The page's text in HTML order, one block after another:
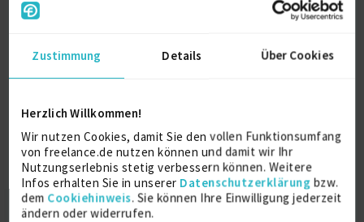
Zustimmung Details Über Cookies
Herzlich Willkommen!
Wir nutzen Cookies, damit Sie den vollen Funktionsumfang
von freelance.de nutzen können und damit wir Ihr
Nutzungserlebnis stetig verbessern können. Weitere
Infos erhalten Sie in unserer Datenschutzerklärung bzw.
dem Cookiehinweis. Sie können Ihre Einwilligung jederzeit
ändern oder widerrufen.
Facharzt für Innere Medizin mit ZB
Diabetologie (m/w/d)
Firmenname: für EXPERT-Mitglieder sichtbar